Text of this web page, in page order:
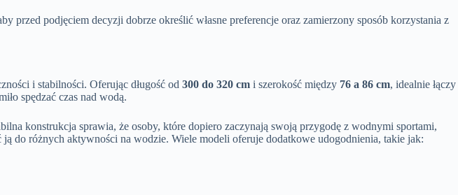
przed podjęciem decyzji dobrze określić własne preferencje oraz zamierzony sposób korzystania z
i stabilności. Oferując długość od 300 do 320 cm i szerokość między 76 a 86 cm, idealnie łączy
spędzać czas nad wodą.
konstrukcja sprawia, że osoby, które dopiero zaczynają swoją przygodę z wodnymi sportami,
do różnych aktywności na wodzie. Wiele modeli oferuje dodatkowe udogodnienia, takie jak: